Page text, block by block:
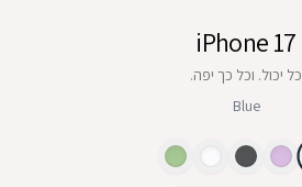
iPhone 17
כל יכול. וכל כך יפה.
Blue